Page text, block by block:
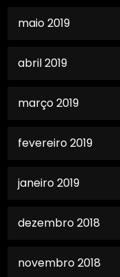
maio 2019
abril 2019
março 2019
fevereiro 2019
janeiro 2019
dezembro 2018
novembro 2018